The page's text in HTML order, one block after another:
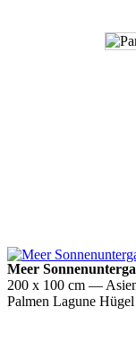
Meer
200 x 100 cm —
Palmen Lagune